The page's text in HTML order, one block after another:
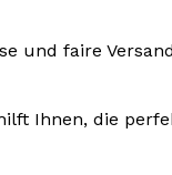
und faire
Ihnen, die